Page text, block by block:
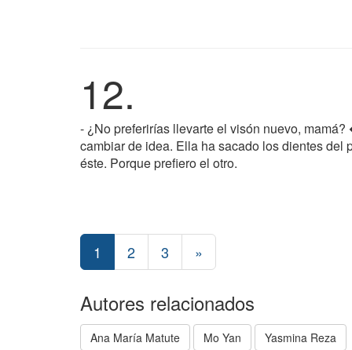
12.
- ¿No preferirías llevarte el visón nuevo,
cambiar de idea. Ella ha sacado los dientes del
éste. Porque prefiero el otro.
1 2 3 »
Autores relacionados
Ana María Matute Mo Yan Yasmina Reza